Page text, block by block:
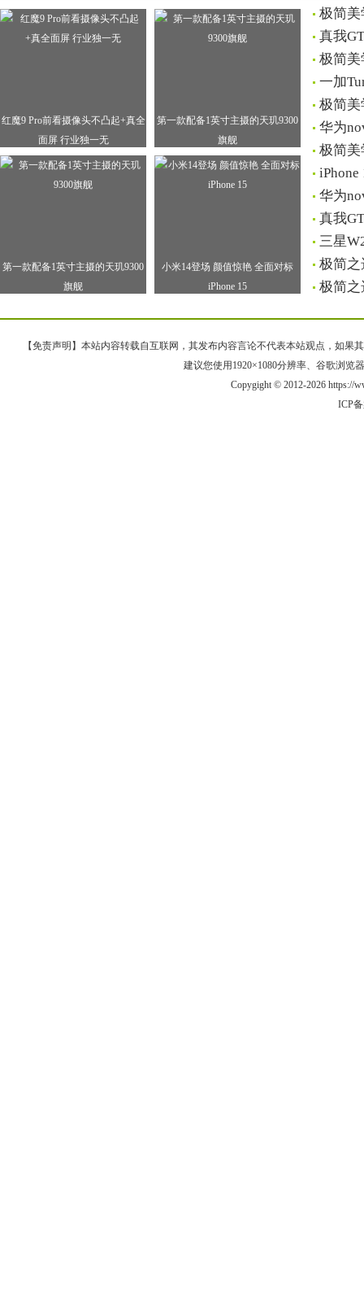
红魔9 Pro前看摄像头不凸起+真全
面屏 行业独一无
第一款配备1英寸主摄的天玑9300
旗舰
第一款配备1英寸主摄的天玑9300
旗舰
小米14登场 颜值惊艳 全面对标
iPhone 15
极简美
真我
极简
一加
极简美
华为
极简
华为
真我
三星
极简之
极简之
【免责声明】本站内容转载自互联网，其发布内容言论不代表本站观点，如果
建议您使用1920×1080分辨率、谷歌浏览
Copygight © 2012-2026 https://
ICP